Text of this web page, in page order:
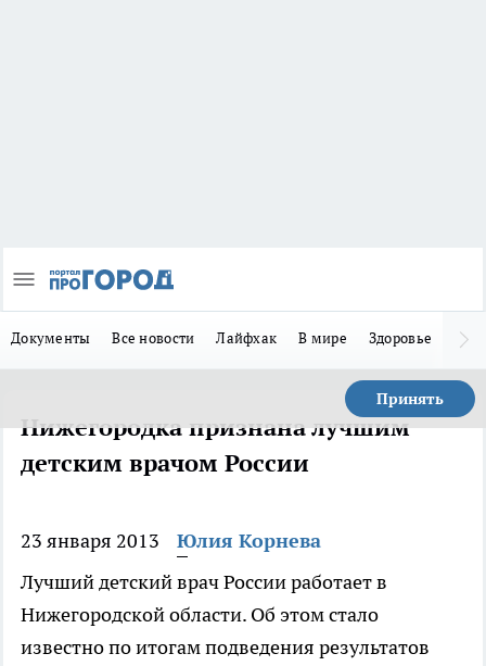
Документы Все новости Лайфхак В мире Здоровье
Принять
Нижегородка признана лучшим
детским врачом России
23 января 2013
Юлия Корнева
Лучший детский врач России работает в
Нижегородской области. Об этом стало
известно по итогам подведения результатов